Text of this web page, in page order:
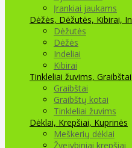
Įrankiai jaukams
Dėžės, Dėžutės, Kibirai,
Dėžutės
Dėžės
Indeliai
Kibirai
Tinkleliai žuvims,
Graibštai
Graibštų kotai
Tinkleliai žuvims
Dėklai, Krepšiai, Kuprinės
Meškerių dėklai
Žvejybiniai krepšiai